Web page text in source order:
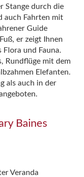
Stange durch die
auch Fahrten mit
Guide
er zeigt Ihnen
und Fauna.
Rundflüge mit dem
Elefanten.
als auch in der
Baines
Veranda